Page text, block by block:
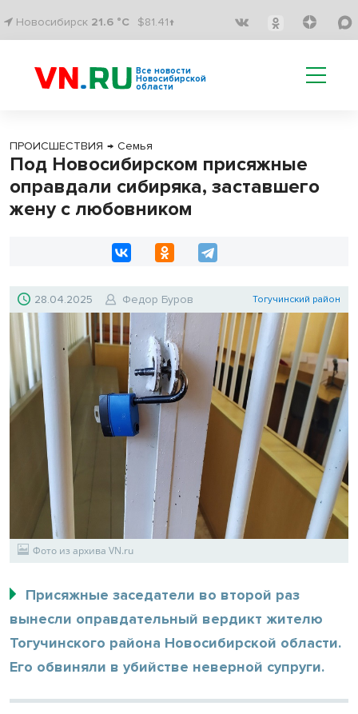
Новосибирск 21.6 °C $81.41↑
Все новости
Новосибирской
области
ПРОИСШЕСТВИЯ → Семья
Под Новосибирском присяжные
оправдали сибиряка, заставшего
жену с любовником
28.04.2025 Федор Буров Тогучинский район
Фото из архива VN.ru
Присяжные заседатели во второй раз
вынесли оправдательный вердикт жителю
Тогучинского района Новосибирской области.
Его обвиняли в убийстве неверной супруги.